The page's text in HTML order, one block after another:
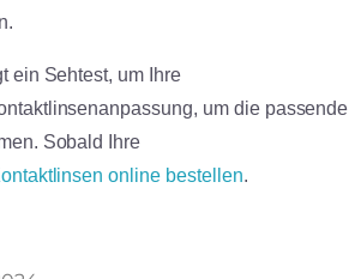
ein Sehtest, um Ihre
um die passende
Sobald Ihre
online bestellen.